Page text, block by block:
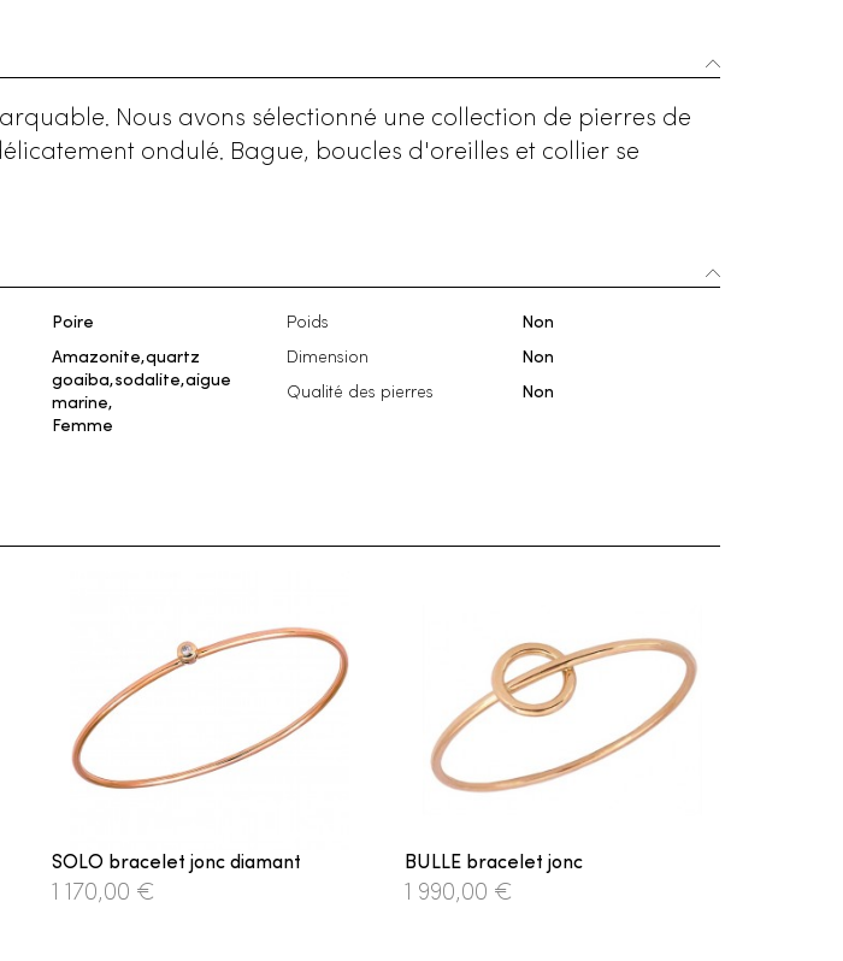
Nous avons sélectionné une collection de pierres de
ondulé. Bague, boucles d'oreilles et collier se
Poire
Amazonite,quartz
goaiba,sodalite,aigue
marine,
Femme
Poids Non
Dimension Non
Qualité des pierres Non
SOLO bracelet jonc diamant
1 170,00 €
BULLE bracelet jonc
1 990,00 €